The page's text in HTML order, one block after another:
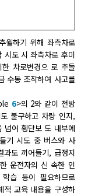
월하기 위해 좌측차로
시도 시 좌측차로 후미
차로변경으 로 추돌
수동 조작하여 사고를
6>의 2와 같이 전방
불구하고 차량 인지,
넘어 횡단보 도 내부에
기 시도 중 버스와 사
과도 끼어들기, 급정지
운전자의 신 속한 인
습 등이 필요하므로
적 교육 내용을 구성하